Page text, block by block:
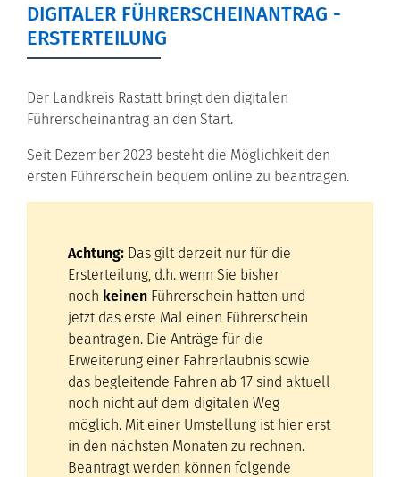
DIGITALER FÜHRERSCHEINANTRAG -
ERSTERTEILUNG
Der Landkreis Rastatt bringt den digitalen
Führerscheinantrag an den Start.
Seit Dezember 2023 besteht die Möglichkeit den
ersten Führerschein bequem online zu beantragen.
Achtung: Das gilt derzeit nur für die
Ersterteilung, d.h. wenn Sie bisher
noch keinen Führerschein hatten und
jetzt das erste Mal einen Führerschein
beantragen. Die Anträge für die
Erweiterung einer Fahrerlaubnis sowie
das begleitende Fahren ab 17 sind aktuell
noch nicht auf dem digitalen Weg
möglich. Mit einer Umstellung ist hier erst
in den nächsten Monaten zu rechnen.
Beantragt werden können folgende